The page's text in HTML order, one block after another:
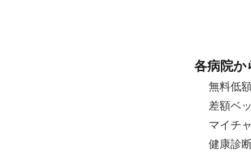
各病院か
無料低
差額ベ
マイチ
健康診